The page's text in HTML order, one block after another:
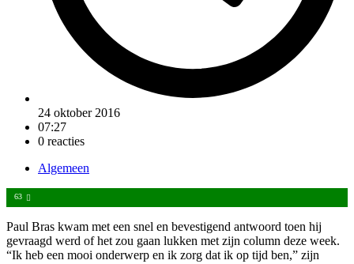
24 oktober 2016
07:27
0 reacties
Algemeen
63
Paul Bras kwam met een snel en bevestigend antwoord toen hij
gevraagd werd of het zou gaan lukken met zijn column deze week.
“Ik heb een mooi onderwerp en ik zorg dat ik op tijd ben,” zijn